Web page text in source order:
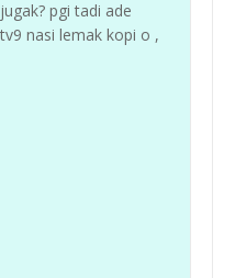
pgi tadi ade
nasi lemak kopi o ,